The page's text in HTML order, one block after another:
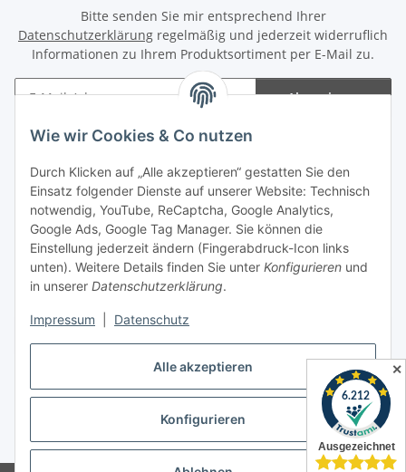
Alle akzeptieren
Konfigurieren
Wie wir Cookies & Co nutzen
Durch Klicken auf „Alle akzeptieren“ gestatten Sie den
Einsatz folgender Dienste auf unserer Website: Technisch
notwendig, YouTube, ReCaptcha, Google Analytics,
Google Ads, Google Tag Manager. Sie können die
Einstellung jederzeit ändern (Fingerabdruck-Icon links
unten). Weitere Details finden Sie unter Konfigurieren und
in unserer Datenschutzerklärung.
Impressum Datenschutz
Bitte senden Sie mir entsprechend Ihrer
Datenschutzerklärung regelmäßig und jederzeit widerruflich
Informationen zu Ihrem Produktsortiment per E-Mail zu.
Abonnieren
Newsletter Abonnieren
Informationen
Gesetzliche Informationen
Spieletreffs in Jülich & Umgebung
* Alle Preise inkl. gesetzlicher USt., zzgl.Versand
✕